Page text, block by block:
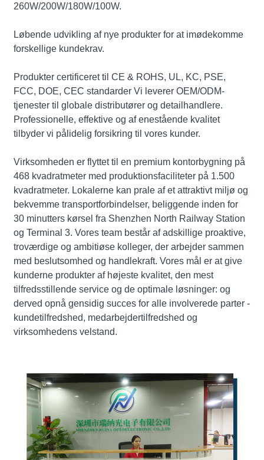
260W/200W/180W/100W.
Løbende udvikling af nye produkter for at imødekomme
forskellige kundekrav.
Produkter certificeret til CE & ROHS, UL, KC, PSE,
FCC, DOE, CEC standarder Vi leverer OEM/ODM-
tjenester til globale distributører og detailhandlere.
Professionelle, effektive og af enestående kvalitet
tilbyder vi pålidelig forsikring til vores kunder.
Virksomheden er flyttet til en premium kontorbygning på
468 kvadratmeter med produktionsfaciliteter på 1.500
kvadratmeter. Lokalerne kan prale af et attraktivt miljø og
bekvemme transportforbindelser, beliggende inden for
30 minutters kørsel fra Shenzhen North Railway Station
og Terminal 3. Vores team består af adskillige proaktive,
troværdige og ambitiøse kolleger, der arbejder sammen
med beslutsomhed og handlekraft. Vores mål er at give
kunderne produkter af højeste kvalitet, den mest
tilfredsstillende service og de optimale løsninger: og
derved opnå gensidig succes for alle involverede parter -
kundetilfredshed, medarbejdertilfredshed og
virksomhedens velstand.